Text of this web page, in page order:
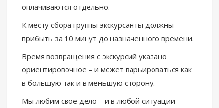
оплачиваются отдельно.
К месту сбора группы экскурсанты должны
прибыть за 10 минут до назначенного времени.
Время возвращения с экскурсий указано
ориентировочное – и может варьироваться как
в большую так и в меньшую сторону.
Мы любим свое дело – и в любой ситуации